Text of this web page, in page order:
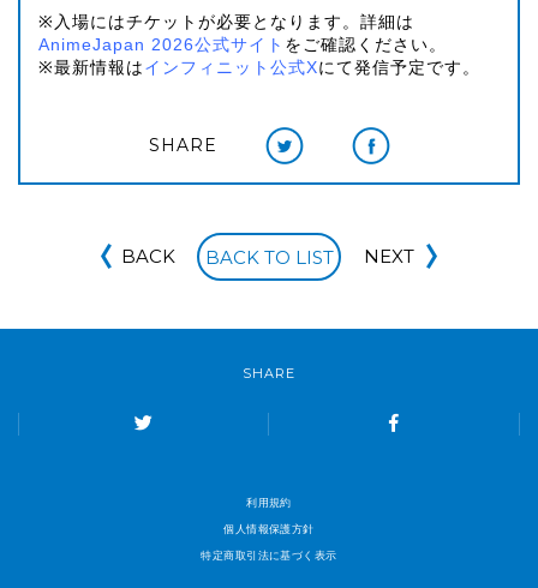
※入場にはチケットが必要となります。詳細は
AnimeJapan 2026公式サイト をご確認ください。
※最新情報はインフィニット公式Xにて発信予定です。
SHARE
BACK BACK TO LIST NEXT
SHARE
利用規約
個人情報保護方針
特定商取引法に基づく表示